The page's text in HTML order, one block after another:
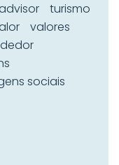
turismo
valores
sociais